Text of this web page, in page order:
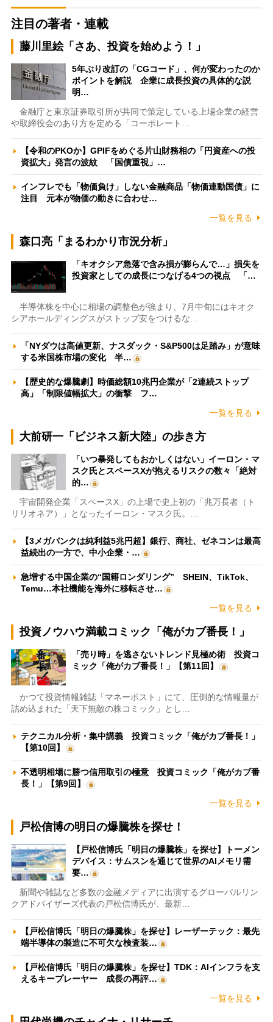
注目の著者・連載
藤川里絵「さあ、投資を始めよう！」
5年ぶり改訂の「CGコード」、何が変わったのか
ポイントを解説 企業に成長投資の具体的な説
明…
金融庁と東京証券取引所が共同で策定している上場企業の経営
や取締役会のあり方を定める「コーポレート…
【令和のPKOか】GPIFをめぐる片山財務相の「円資産への投
資拡大」発言の波紋 「国債重視」…
インフレでも「物価負け」しない金融商品「物価連動国債」に
注目 元本が物価の動きに合わせ…
一覧を見る
森口亮「まるわかり市況分析」
「キオクシア急落で含み損が膨らんで…」損失を
投資家としての成長につなげる4つの視点 「…
半導体株を中心に相場の調整色が強まり、7月中旬にはキオク
シアホールディングスがストップ安をつけるな…
「NYダウは高値更新、ナスダック・S&P500は足踏み」が意味
する米国株市場の変化 半…
【歴史的な爆騰劇】時価総額10兆円企業が「2連続ストップ
高」「制限値幅拡大」の衝撃 フ…
一覧を見る
大前研一「ビジネス新大陸」の歩き方
「いつ暴発してもおかしくはない」イーロン・マ
スク氏とスペースXが抱えるリスクの数々「絶対
的…
宇宙開発企業「スペースX」の上場で史上初の「兆万長者（ト
リリオネア）」となったイーロン・マスク氏。…
【3メガバンクは純利益5兆円超】銀行、商社、ゼネコンは最高
益続出の一方で、中小企業・…
急増する中国企業の“国籍ロンダリング” SHEIN、TikTok、
Temu…本社機能を海外に移転させ…
一覧を見る
投資ノウハウ満載コミック「俺がカブ番長！」
「売り時」を逃さないトレンド見極め術 投資コ
ミック「俺がカブ番長！」【第11回】
かつて投資情報雑誌「マネーポスト」にて、圧倒的な情報量が
詰め込まれた「天下無敵の株コミック」とし…
テクニカル分析・集中講義 投資コミック「俺がカブ番長！」
【第10回】
不透明相場に勝つ信用取引の極意 投資コミック「俺がカブ番
長！」【第9回】
一覧を見る
戸松信博の明日の爆騰株を探せ！
【戸松信博氏「明日の爆騰株」を探せ】トーメン
デバイス：サムスンを通じて世界のAIメモリ需
要…
新聞や雑誌など多数の金融メディアに出演するグローバルリン
クアドバイザーズ代表の戸松信博氏が、最新…
【戸松信博氏「明日の爆騰株」を探せ】レーザーテック：最先
端半導体の製造に不可欠な検査装…
【戸松信博氏「明日の爆騰株」を探せ】TDK：AIインフラを支
えるキープレーヤー 成長の再評…
一覧を見る